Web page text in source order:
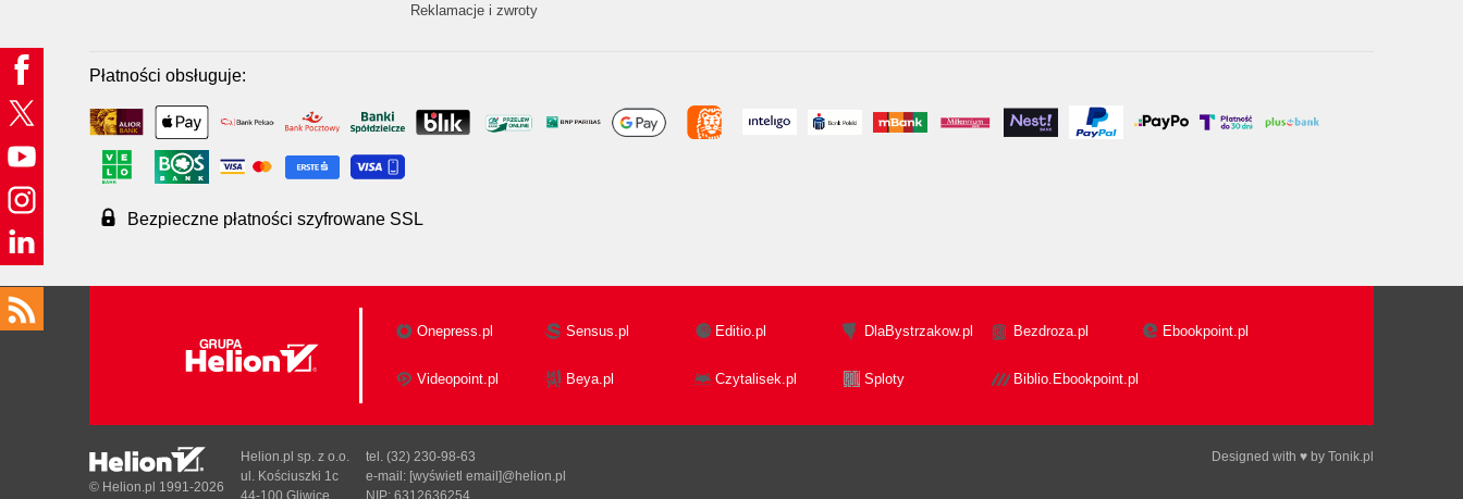
Reklamacje i zwroty
Płatności obsługuje:
Bezpieczne płatności szyfrowane SSL
Onepress.pl Sensus.pl Editio.pl DlaBystrzakow.pl Bezdroza.pl Ebookpoint.pl
Videopoint.pl Beya.pl Czytalisek.pl Sploty Biblio.Ebookpoint.pl
Designed with ♥ by Tonik.pl
© Helion.pl 1991-2026
Helion.pl sp. z o.o.
ul. Kościuszki 1c
44-100 Gliwice
tel. (32) 230-98-63
e-mail: [wyświetl email]@helion.pl
NIP: 6312636254